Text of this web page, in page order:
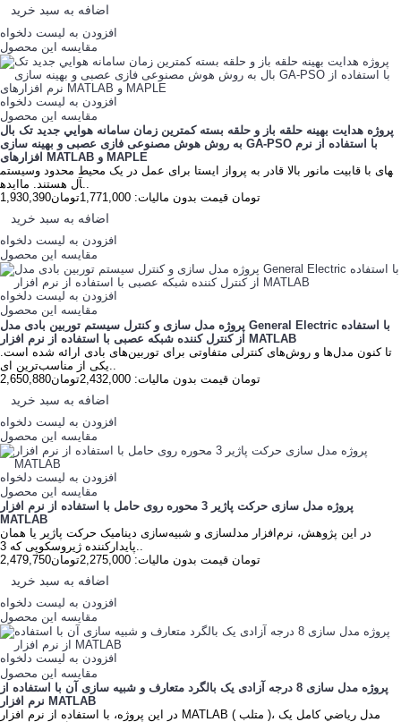
اضافه به سبد خرید
افزودن به لیست دلخواه
مقایسه این محصول
افزودن به لیست دلخواه
مقایسه این محصول
پروژه هدايت بهينه حلقه باز و حلقه بسته کمترين زمان سامانه هوايي جديد تک بال
به روش هوش مصنوعی فازی عصبی و بهينه سازی GA-PSO با استفاده از نرم
افزارهای MATLAB و MAPLE
سیستم‎های با قابیت مانور بالا قادر به پرواز ایستا برای عمل در یک محیط محدود و
1,930,390تومان قیمت بدون مالیات: 1,771,000تومان
اضافه به سبد خرید
افزودن به لیست دلخواه
مقایسه این محصول
افزودن به لیست دلخواه
مقایسه این محصول
پروژه مدل سازی و کنترل سیستم توربین بادی مدل General Electric با استفاده
از کنترل کننده شبکه عصبی با استفاده از نرم افزار MATLAB
تا کنون مدل‏‌ها و روش‏‌های کنترلی متفاوتی برای توربین‏‌های بادی ارائه شده است.
2,650,880تومان قیمت بدون مالیات: 2,432,000تومان
اضافه به سبد خرید
افزودن به لیست دلخواه
مقایسه این محصول
افزودن به لیست دلخواه
مقایسه این محصول
پروژه مدل سازی حرکت پاژیر 3 محوره روی حامل با استفاده از نرم افزار
MATLAB
در این پژوهش، نرم‌­افزار مدل­سازی و شبیه­‌سازی دینامیک حرکت پاژیر یا همان
پایدارکننده ژیروسکوپی که 3..
2,479,750تومان قیمت بدون مالیات: 2,275,000تومان
اضافه به سبد خرید
افزودن به لیست دلخواه
مقایسه این محصول
افزودن به لیست دلخواه
مقایسه این محصول
پروژه مدل سازی 8 درجه آزادی یک بالگرد متعارف و شبیه سازی آن با استفاده از
نرم افزار MATLAB
در اين پروژه، با استفاده از نرم افزار MATLAB ( متلب )، مدل رياضي کامل یک